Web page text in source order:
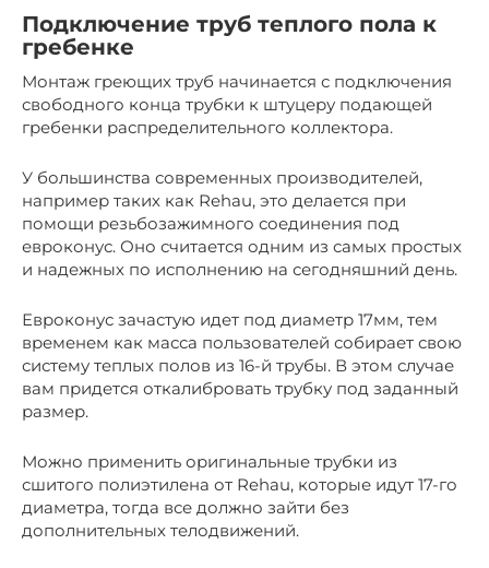
Подключение труб теплого пола к
гребенке
Монтаж греющих труб начинается с подключения
свободного конца трубки к штуцеру подающей
гребенки распределительного коллектора.
У большинства современных производителей,
например таких как Rehau, это делается при
помощи резьбозажимного соединения под
евроконус. Оно считается одним из самых простых
и надежных по исполнению на сегодняшний день.
Евроконус зачастую идет под диаметр 17мм, тем
временем как масса пользователей собирает свою
систему теплых полов из 16-й трубы. В этом случае
вам придется откалибровать трубку под заданный
размер.
Можно применить оригинальные трубки из
сшитого полиэтилена от Rehau, которые идут 17-го
диаметра, тогда все должно зайти без
дополнительных телодвижений.